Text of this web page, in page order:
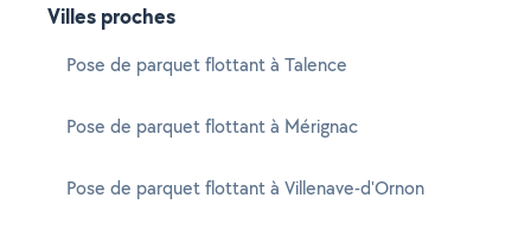
Villes proches
Pose de parquet flottant à Talence
Pose de parquet flottant à Mérignac
Pose de parquet flottant à Villenave-d'Ornon